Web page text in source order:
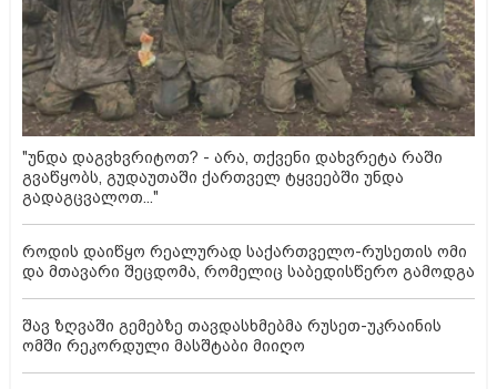
"უნდა დაგვხვრიტოთ? - არა, თქვენი დახვრეტა რაში
გვაწყობს, გუდაუთაში ქართველ ტყვეებში უნდა
გადაგცვალოთ..."
როდის დაიწყო რეალურად საქართველო-რუსეთის ომი
და მთავარი შეცდომა, რომელიც საბედისწერო გამოდგა
შავ ზღვაში გემებზე თავდასხმებმა რუსეთ-უკრაინის
ომში რეკორდული მასშტაბი მიიღო